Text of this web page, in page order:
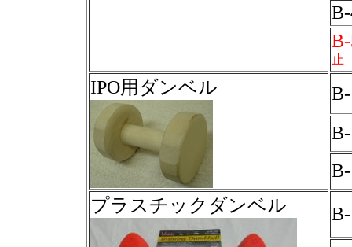
止
IPO用ダンベル
プラスチックダンベル